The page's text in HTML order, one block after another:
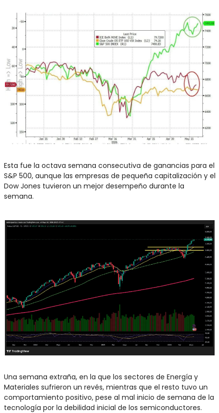
Esta fue la octava semana consecutiva de ganancias para el
S&P 500, aunque las empresas de pequeña capitalización y el
Dow Jones tuvieron un mejor desempeño durante la
semana.
Una semana extraña, en la que los sectores de Energía y
Materiales sufrieron un revés, mientras que el resto tuvo un
comportamiento positivo, pese al mal inicio de semana de la
tecnología por la debilidad inicial de los semiconductores.